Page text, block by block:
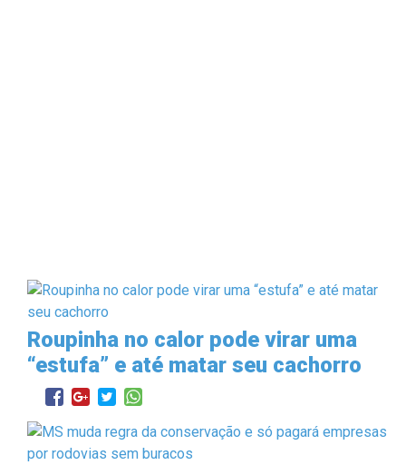
Roupinha no calor pode virar uma
“estufa” e até matar seu cachorro